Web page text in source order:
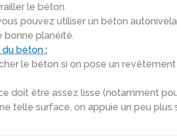
le béton.
pouvez utiliser un béton
bonne planéité.
du béton;
le béton si on pose un
doit être assez lisse (notamment
telle surface, on appuie un peu plus